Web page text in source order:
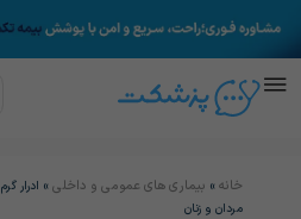
خانه » بیماری های عمومی و داخلی »
مردان و زنان